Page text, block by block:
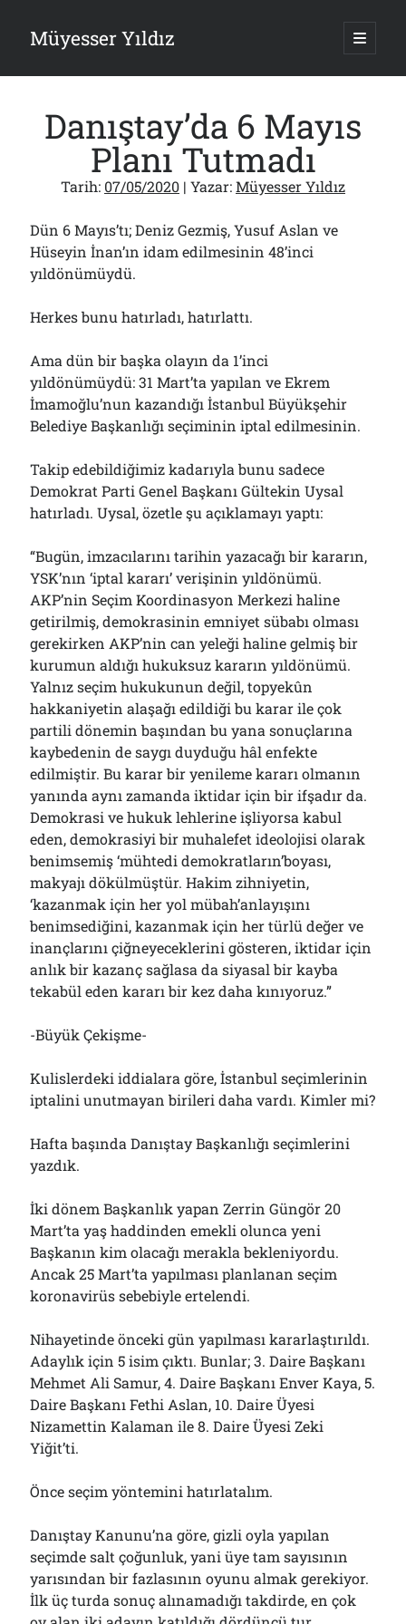
Müyesser Yıldız ana
Yan
Menü
Türkiye 2.0’a Gidiş!..
05/08/2026
15 Temmuz Soruları… Nasuh Mahruki’nin “Suçu”!..
03/08/2026
Er Gaziler 20 Gün Sonra Gelen MSB Heyetine Böyle İsyan Etti:“Bizi
Teröristlere G……yle Güldürdünüz”
Papazın “Komutanı” Ayasofya ve Patrikhane İçin ABD’yi Göreve
Çağırdı!..
31/07/2026
Bölmediğiniz Bir O Kalmıştı!..
29/07/2026
Arşivler
Danıştay’da 6 Mayıs
Planı Tutmadı
Tarih: 07/05/2020 | Yazar:Müyesser Yıldız
Dün 6 Mayıs’tı; Deniz Gezmiş, Yusuf Aslan ve
Hüseyin İnan’ın idam edilmesinin 48’inci
yıldönümüydü.
Herkes bunu hatırladı, hatırlattı.
Ama dün bir başka olayın da 1’inci
yıldönümüydü: 31 Mart’ta yapılan ve Ekrem
İmamoğlu’nun kazandığı İstanbul Büyükşehir
Belediye Başkanlığı seçiminin iptal edilmesinin.
Takip edebildiğimiz kadarıyla bunu sadece
Demokrat Parti Genel Başkanı Gültekin Uysal
hatırladı. Uysal, özetle şu açıklamayı yaptı:
“Bugün, imzacılarını tarihin yazacağı bir kararın,
YSK’nın ‘iptal kararı’ verişinin yıldönümü.
AKP’nin Seçim Koordinasyon Merkezi haline
getirilmiş, demokrasinin emniyet sübabı olması
gerekirken AKP’nin can yeleği haline gelmiş bir
kurumun aldığı hukuksuz kararın yıldönümü.
Yalnız seçim hukukunun değil, topyekûn
hakkaniyetin alaşağı edildiği bu karar ile çok
partili dönemin başından bu yana sonuçlarına
kaybedenin de saygı duyduğu hâl enfekte
edilmiştir. Bu karar bir yenileme kararı olmanın
yanında aynı zamanda iktidar için bir ifşadır da.
Demokrasi ve hukuk lehlerine işliyorsa kabul
eden, demokrasiyi bir muhalefet ideolojisi olarak
benimsemiş ‘mühtedi demokratların’boyası,
makyajı dökülmüştür. Hakim zihniyetin,
‘kazanmak için her yol mübah’anlayışını
benimsediğini, kazanmak için her türlü değer ve
inançlarını çiğneyeceklerini gösteren, iktidar için
anlık bir kazanç sağlasa da siyasal bir kayba
tekabül eden kararı bir kez daha kınıyoruz.”
-Büyük Çekişme-
Kulislerdeki iddialara göre, İstanbul seçimlerinin
iptalini unutmayan birileri daha vardı. Kimler mi?
Hafta başında Danıştay Başkanlığı seçimlerini
yazdık.
İki dönem Başkanlık yapan Zerrin Güngör 20
Mart’ta yaş haddinden emekli olunca yeni
Başkanın kim olacağı merakla bekleniyordu.
Ancak 25 Mart’ta yapılması planlanan seçim
koronavirüs sebebiyle ertelendi.
Nihayetinde önceki gün yapılması kararlaştırıldı.
Adaylık için 5 isim çıktı. Bunlar; 3. Daire Başkanı
Mehmet Ali Samur, 4. Daire Başkanı Enver Kaya, 5.
Daire Başkanı Fethi Aslan, 10. Daire Üyesi
Nizamettin Kalaman ile 8. Daire Üyesi Zeki
Yiğit’ti.
Önce seçim yöntemini hatırlatalım.
Danıştay Kanunu’na göre, gizli oyla yapılan
seçimde salt çoğunluk, yani üye tam sayısının
yarısından bir fazlasının oyunu almak gerekiyor.
İlk üç turda sonuç alınamadığı takdirde, en çok